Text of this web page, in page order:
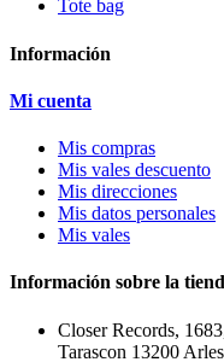
Tote bag
Información
Mi cuenta
Mis compras
Mis vales descuento
Mis direcciones
Mis datos personales
Mis vales
Información sobre la
Closer Records,
Tarascon 13200